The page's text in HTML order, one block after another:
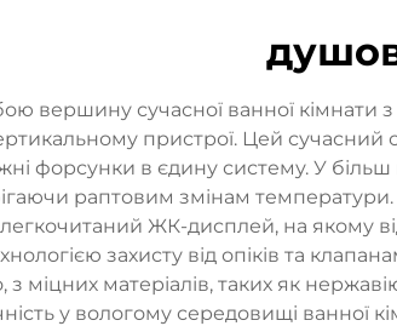
вершину сучасної ванної кімнати
пристрої. Цей сучасний
форсунки в єдину систему. У
раптовим змінам
ЖК-дисплей, на якому
захисту від опіків та
з міцних матеріалів, таких як
у вологому середовищі ванної